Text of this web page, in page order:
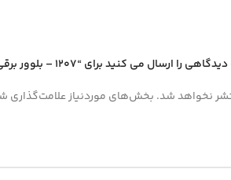
می کنید برای “1207 – بلوور برقی 600 وات دیمردار”
نخواهد شد. بخش‌های موردنیاز علامت‌گذاری